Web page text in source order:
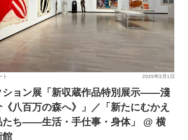
2025年3月1日
ト
ション展「新収蔵作品特別展示――淺
八百万の森へ》」／「新たにむかえ
たち――生活・手仕事・身体」 @ 横
館